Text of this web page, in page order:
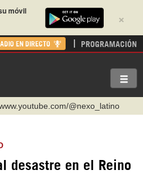
×
móvil
EN DIRECTO PROGRAMACIÓN
@nexo_latino
hispantvcanal
urmedium.com/c/hispantv
desastre en el Reino